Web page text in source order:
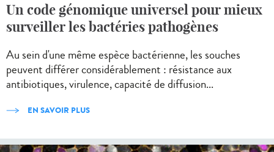
Un code génomique universel pour mieux
surveiller les bactéries pathogènes
Au sein d'une même espèce bactérienne, les souches
peuvent différer considérablement : résistance aux
antibiotiques, virulence, capacité de diffusion...
EN SAVOIR PLUS